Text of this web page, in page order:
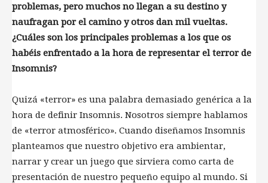
problemas, pero muchos no llegan a su destino y
naufragan por el camino y otros dan mil vueltas.
¿Cuáles son los principales problemas a los que os
habéis enfrentado a la hora de representar el terror de
Insomnis?
Quizá «terror» es una palabra demasiado genérica a la
hora de definir Insomnis. Nosotros siempre hablamos
de «terror atmosférico». Cuando diseñamos Insomnis
planteamos que nuestro objetivo era ambientar,
narrar y crear un juego que sirviera como carta de
presentación de nuestro pequeño equipo al mundo. Si